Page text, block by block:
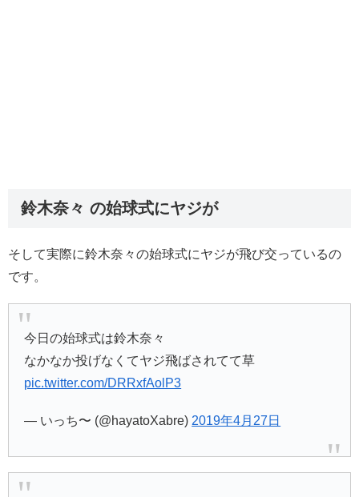
鈴木奈々 の始球式にヤジが
そして実際に鈴木奈々の始球式にヤジが飛び交っているの
です。
今日の始球式は鈴木奈々
なかなか投げなくてヤジ飛ばされてて草
pic.twitter.com/DRRxfAolP3
— いっち〜 (@hayatoXabre) 2019年4月27日